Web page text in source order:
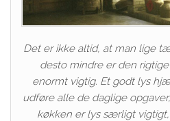
Det er ikke altid, at man lige
desto mindre er den
enormt vigtig. Et godt lys
udføre alle de daglige
køkken er lys særligt